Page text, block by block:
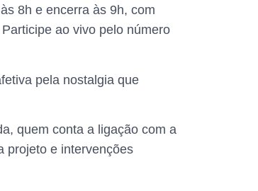
8h e encerra às 9h, com
ao vivo pelo número
pela nostalgia que
quem conta a ligação com a
projeto e intervenções